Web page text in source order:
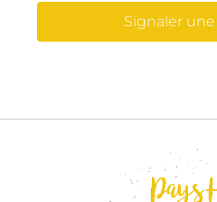
Signaler